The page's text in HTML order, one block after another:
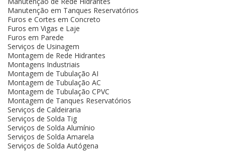
Manutenção em Tanques Reservatórios
Furos e Cortes em Concreto
Furos em Vigas e Laje
Furos em Parede
Serviços de Usinagem
Montagem de Rede Hidrantes
Montagens Industriais
Montagem de Tubulação AI
Montagem de Tubulação AC
Montagem de Tubulação CPVC
Montagem de Tanques Reservatórios
Serviços de Caldeiraria
Serviços de Solda Tig
Serviços de Solda Alumínio
Serviços de Solda Amarela
Serviços de Solda Autógena